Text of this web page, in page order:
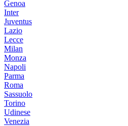
Genoa
Inter
Juventus
Lazio
Lecce
Milan
Monza
Napoli
Parma
Roma
Sassuolo
Torino
Udinese
Venezia